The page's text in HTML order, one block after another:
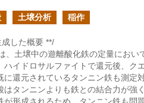
土壌分析 稲作
した概要 **/
、土壌中の遊離酸化鉄の定量にお
ハイドロサルファイトで還元後、ク
に還元されているタンニン鉄も測定
はタンニンよりも鉄との結合力が強